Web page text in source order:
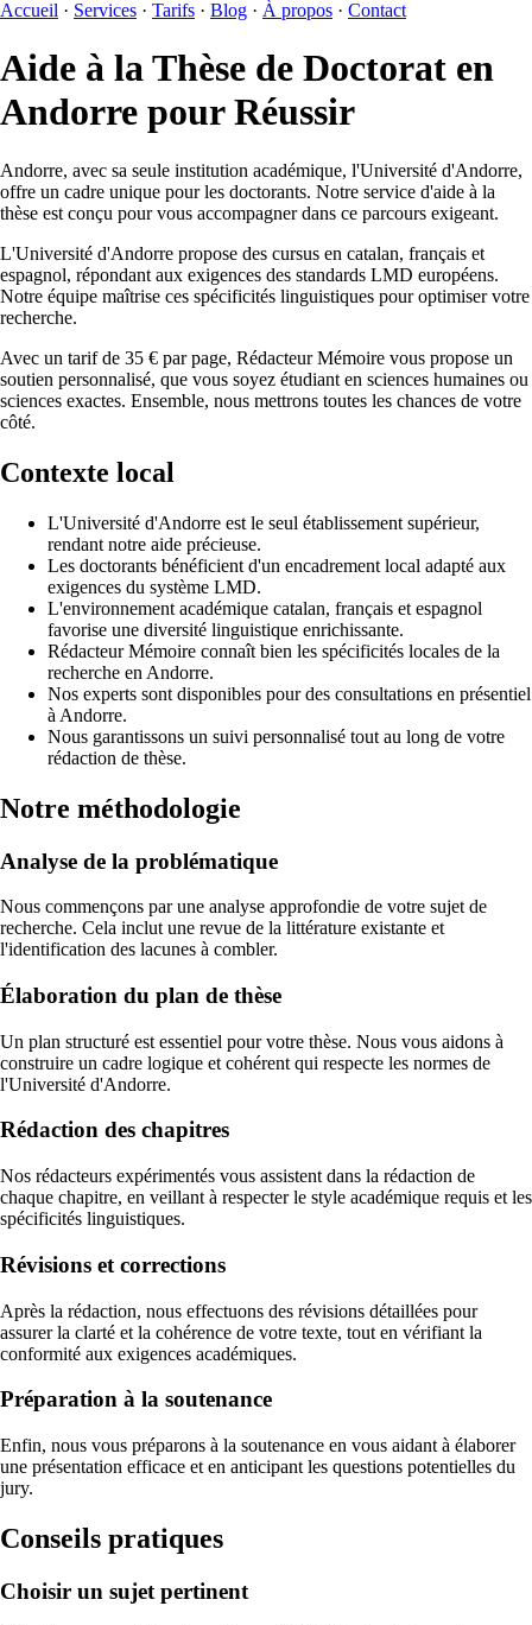
Accueil · Services · Tarifs · Blog · À propos · Contact
Aide à la Thèse de Doctorat en
Andorre pour Réussir
Andorre, avec sa seule institution académique, l'Université d'Andorre,
offre un cadre unique pour les doctorants. Notre service d'aide à la
thèse est conçu pour vous accompagner dans ce parcours exigeant.
L'Université d'Andorre propose des cursus en catalan, français et
espagnol, répondant aux exigences des standards LMD européens.
Notre équipe maîtrise ces spécificités linguistiques pour optimiser votre
recherche.
Avec un tarif de 35 € par page, Rédacteur Mémoire vous propose un
soutien personnalisé, que vous soyez étudiant en sciences humaines ou
sciences exactes. Ensemble, nous mettrons toutes les chances de votre
côté.
Contexte local
L'Université d'Andorre est le seul établissement supérieur,
rendant notre aide précieuse.
Les doctorants bénéficient d'un encadrement local adapté aux
exigences du système LMD.
L'environnement académique catalan, français et espagnol
favorise une diversité linguistique enrichissante.
Rédacteur Mémoire connaît bien les spécificités locales de la
recherche en Andorre.
Nos experts sont disponibles pour des consultations en présentiel
à Andorre.
Nous garantissons un suivi personnalisé tout au long de votre
rédaction de thèse.
Notre méthodologie
Analyse de la problématique
Nous commençons par une analyse approfondie de votre sujet de
recherche. Cela inclut une revue de la littérature existante et
l'identification des lacunes à combler.
Élaboration du plan de thèse
Un plan structuré est essentiel pour votre thèse. Nous vous aidons à
construire un cadre logique et cohérent qui respecte les normes de
l'Université d'Andorre.
Rédaction des chapitres
Nos rédacteurs expérimentés vous assistent dans la rédaction de
chaque chapitre, en veillant à respecter le style académique requis et les
spécificités linguistiques.
Révisions et corrections
Après la rédaction, nous effectuons des révisions détaillées pour
assurer la clarté et la cohérence de votre texte, tout en vérifiant la
conformité aux exigences académiques.
Préparation à la soutenance
Enfin, nous vous préparons à la soutenance en vous aidant à élaborer
une présentation efficace et en anticipant les questions potentielles du
jury.
Conseils pratiques
Choisir un sujet pertinent